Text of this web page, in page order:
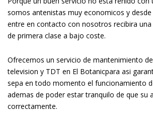
somos antenistas muy economicos y
entre en contacto con nosotros recibira
de primera clase a bajo coste.
Ofrecemos un servicio de mantenimiento
television y TDT en El Botanicpara asi
sepa en todo momento el funcionamiento
ademas de poder estar tranquilo de que su
correctamente.